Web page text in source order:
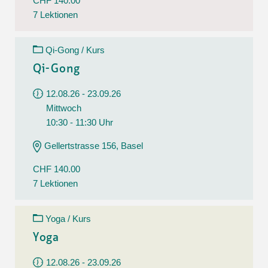
7 Lektionen
Qi-Gong / Kurs
Qi-Gong
12.08.26 - 23.09.26
Mittwoch
10:30 - 11:30 Uhr
Gellertstrasse 156, Basel
CHF 140.00
7 Lektionen
Yoga / Kurs
Yoga
12.08.26 - 23.09.26